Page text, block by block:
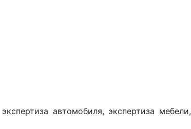
автомобиля, экспертиза мебели,